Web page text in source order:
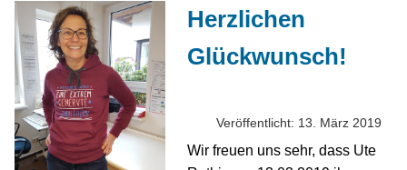
Herzlichen
Glückwunsch!
Veröffentlicht: 13. März 2019
Wir freuen uns sehr, dass Ute